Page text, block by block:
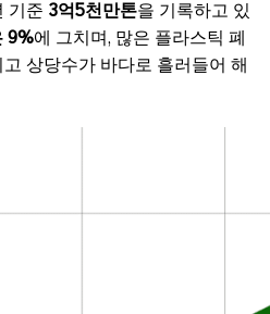
기준 3억5천만톤을 기록하고 있
9%에 그치며, 많은 플라스틱 폐
상당수가 바다로 흘러들어 해